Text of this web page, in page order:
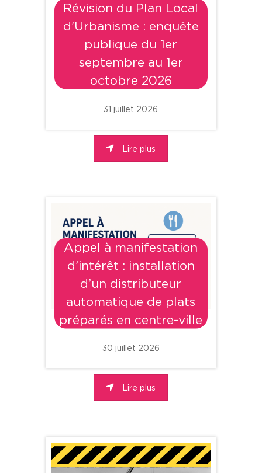
Révision du Plan Local
d’Urbanisme : enquête
publique du 1er
septembre au 1er
octobre 2026
31 juillet 2026
Lire plus
Appel à manifestation
d’intérêt : installation
d’un distributeur
automatique de plats
préparés en centre-ville
30 juillet 2026
Lire plus